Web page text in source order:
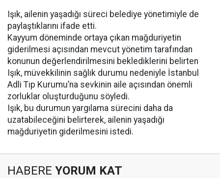
Işık, ailenin yaşadığı süreci belediye yönetimiyle de
paylaştıklarını ifade etti.
Kayyum döneminde ortaya çıkan mağduriyetin
giderilmesi açısından mevcut yönetim tarafından
konunun değerlendirilmesini beklediklerini belirten
Işık, müvekkilinin sağlık durumu nedeniyle İstanbul
Adli Tıp Kurumu’na sevkinin aile açısından önemli
zorluklar oluşturduğunu söyledi.
Işık, bu durumun yargılama sürecini daha da
uzatabileceğini belirterek, ailenin yaşadığı
mağduriyetin giderilmesini istedi.
HABERE YORUM KAT